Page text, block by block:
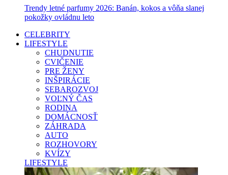
Trendy letné parfumy 2026: Banán, kokos a vôňa slanej
pokožky ovládnu leto
CELEBRITY
LIFESTYLE
CHUDNUTIE
CVIČENIE
PRE ŽENY
INŠPIRÁCIE
SEBAROZVOJ
VOĽNÝ ČAS
RODINA
DOMÁCNOSŤ
ZÁHRADA
AUTO
ROZHOVORY
KVÍZY
LIFESTYLE